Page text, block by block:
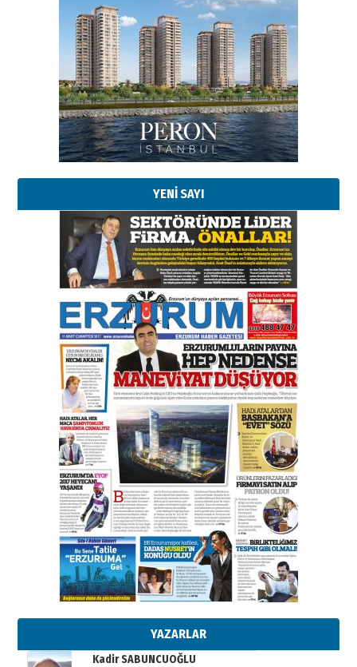
YENİ SAYI
YAZARLAR
Esat BİNDESEN
Başkan Sekmen’den Erzurum’a
bir vizyon proje daha!
02 Ağustos 2026 Pazar
Kadir SABUNCUOĞLU
Erzurumspor’un köşe taşları
29 Haziran 2026 Pazartesi
Kenan GÜLERCİ
Murat Şahsuvaroğlu ERKON’da
çıtayı yukarı taşırken,
yönetimdekiler aşağı
çekmemeli!
17 Şubat 2026 SalıOrhan BOZKURT
Bir fotoğraf, bir şehir, bir
gazeteci… Dizginler kimin
elinde?
31 Mart 2026 Salı
A. Berhan Yılmaz
BİR BÖLÜM DEĞİL, BİR ÖMÜR
SEÇİYORSUNUZ… “NEDEN
ATATÜRK ÜNİVERSİTESİ?”
28 Temmuz 2026 Salı
Ahmet Gökhan YAZICI
Ahmed Yesevi’den bir Alperen…
”Reisimiz” idi… Hakka yürüdü.!
26 Mart 2026 Perşembe
Cem Bakırcı
Ardında bıraktığı hatıralarıyla
gönül adamı Faruk Terzioğlu!
13 Mayıs 2026 Çarşamba
Esat BİNDESEN
Başkan Sekmen’den Erzurum’a
02 Ağustos 2026 Pazar
Kadir SABUNCUOĞLU